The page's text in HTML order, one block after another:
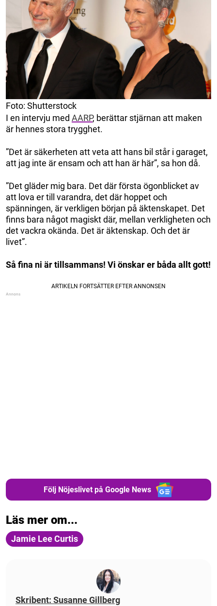
Foto: Shutterstock
I en intervju med AARP, berättar stjärnan att maken
är hennes stora trygghet.
”Det är säkerheten att veta att hans bil står i garaget,
att jag inte är ensam och att han är här”, sa hon då.
”Det gläder mig bara. Det där första ögonblicket av
att lova er till varandra, det där hoppet och
spänningen, är verkligen början på äktenskapet. Det
finns bara något magiskt där, mellan verkligheten och
det vackra okända. Det är äktenskap. Och det är
livet”.
Så fina ni är tillsammans! Vi önskar er båda allt gott!
Följ Nöjeslivet på Google News
Läs mer om...
Jamie Lee Curtis
Skribent: Susanne Gillberg